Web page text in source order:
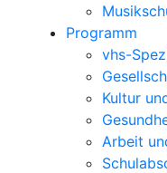
Programm
vhs-
Kultur
Arbeit